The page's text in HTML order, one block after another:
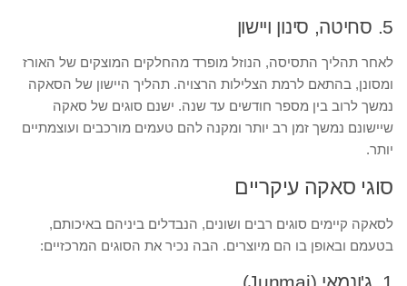
5. סחיטה, סינון ויישון
לאחר תהליך התסיסה, הנוזל מופרד מהחלקים המוצקים של האורז
ומסונן, בהתאם לרמת הצלילות הרצויה. תהליך היישון של הסאקה
נמשך לרוב בין מספר חודשים עד שנה. ישנם סוגים של סאקה
שיישונם נמשך זמן רב יותר ומקנה להם טעמים מורכבים ועוצמתיים
יותר.
סוגי סאקה עיקריים
לסאקה קיימים סוגים רבים ושונים, הנבדלים ביניהם באיכותם,
בטעמם ובאופן בו הם מיוצרים. הבה נכיר את הסוגים המרכזיים: